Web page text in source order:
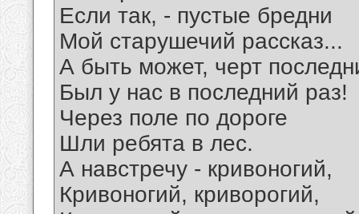
Если так, - пустые бредни
Мой старушечий рассказ...
А быть может, черт
Был у нас в последний раз!
Через поле по дороге
Шли ребята в лес.
А навстречу - кривоногий,
Кривоногий, криворогий,